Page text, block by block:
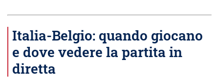
Italia-Belgio: quando giocano
e dove vedere la partita in
diretta